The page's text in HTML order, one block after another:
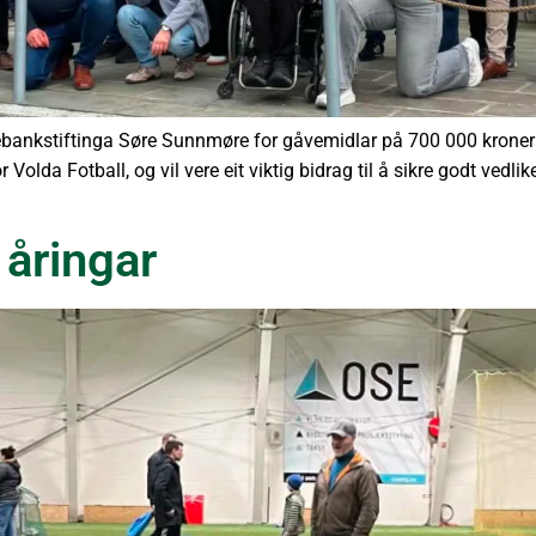
Søre Sunnmøre for gåvemidlar på 700 000
Fotball, og vil vere eit viktig bidrag til å sikre godt